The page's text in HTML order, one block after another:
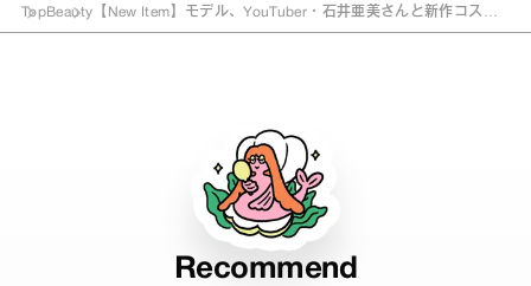
TopBeauty 【New Item】モデル、YouTuber・石井亜美さんと新作コスメ
Recommend